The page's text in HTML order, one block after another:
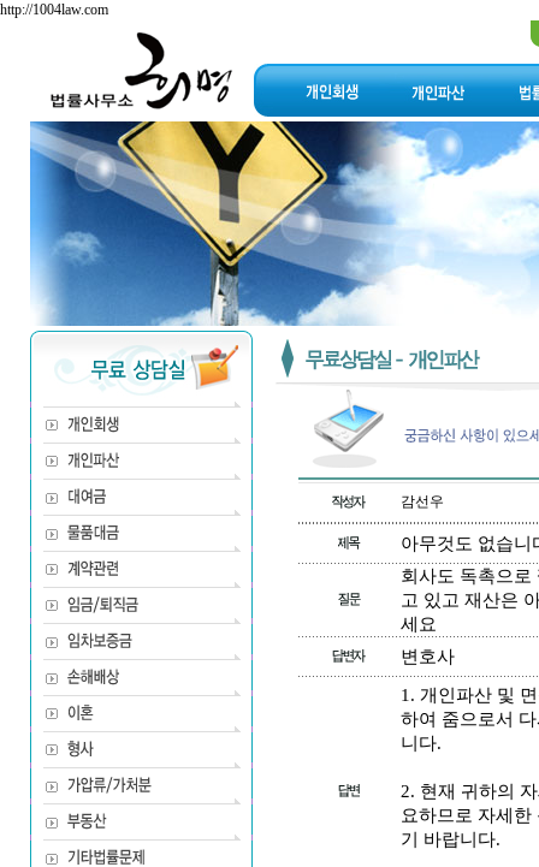
http://1004law.com
감선우
아무것도 없습니
회사도 독촉으로
고 있고 재산은
세요
변호사
1. 개인파산 및
하여 줌으로서
니다.
2. 현재 귀하의
요하므로 자세
기 바랍니다.